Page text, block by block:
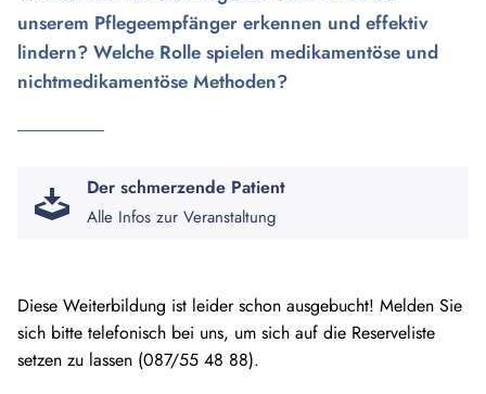
unserem Pflegeempfänger erkennen und effektiv
lindern? Welche Rolle spielen medikamentöse und
nichtmedikamentöse Methoden?
Der schmerzende Patient
Alle Infos zur Veranstaltung
Diese Weiterbildung ist leider schon ausgebucht! Melden Sie
sich bitte telefonisch bei uns, um sich auf die Reserveliste
setzen zu lassen (087/55 48 88).